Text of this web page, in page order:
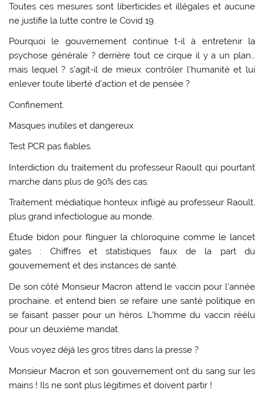
Toutes ces mesures sont liberticides et illégales et aucune
ne justifie la lutte contre le Covid 19.
Pourquoi le gouvernement continue t-il à entretenir la
psychose générale ? derrière tout ce cirque il y a un plan…
mais lequel ? s’agit-il de mieux contrôler l’humanité et lui
enlever toute liberté d’action et de pensée ?
Confinement.
Masques inutiles et dangereux
Test PCR pas fiables.
Interdiction du traitement du professeur Raoult qui pourtant
marche dans plus de 90% des cas.
Traitement médiatique honteux infligé au professeur Raoult,
plus grand infectiologue au monde.
Étude bidon pour flinguer la chloroquine comme le lancet
gates : Chiffres et statistiques faux de la part du
gouvernement et des instances de santé.
De son côté Monsieur Macron attend le vaccin pour l’année
prochaine, et entend bien se refaire une santé politique en
se faisant passer pour un héros. L’homme du vaccin réélu
pour un deuxième mandat.
Vous voyez déjà les gros titres dans la presse ?
Monsieur Macron et son gouvernement ont du sang sur les
mains ! Ils ne sont plus légitimes et doivent partir !